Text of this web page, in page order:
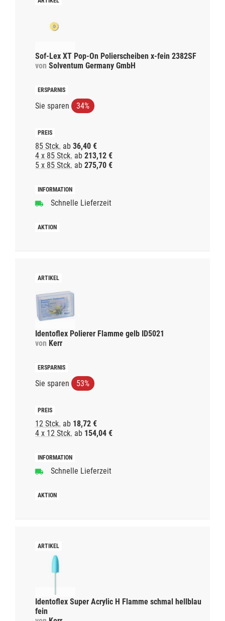
Sof-Lex XT Pop-On Polierscheiben x-fein 2382SF
von Solventum Germany GmbH
Sie sparen 34%
85 Stck. ab 36,40 €
4 x 85 Stck. ab 213,12 €
5 x 85 Stck. ab 275,70 €
Schnelle Lieferzeit
Identoflex Polierer Flamme gelb ID5021
von Kerr
Sie sparen 53%
12 Stck. ab 18,72 €
4 x 12 Stck. ab 154,04 €
Schnelle Lieferzeit
Identoflex Super Acrylic H Flamme schmal hellblau
fein